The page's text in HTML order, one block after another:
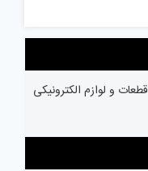
قطعات و لوازم الکترونیکی